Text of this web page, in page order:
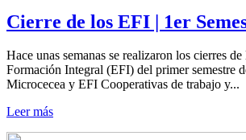
Cierre de los EFI | 1er
Hace unas semanas se realizaron los cierres
Formación Integral (EFI) del primer semestre
Microcecea y EFI Cooperativas de trabajo y...
Leer más